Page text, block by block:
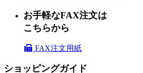
お手軽なFAX注文は
こちらから
FAX注文用紙
ショッピングガイド